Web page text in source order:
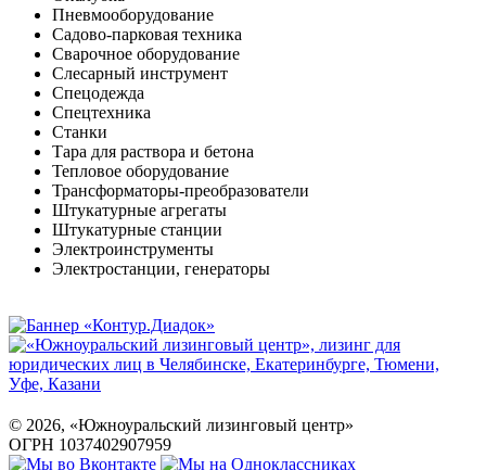
Пневмооборудование
Садово-парковая техника
Сварочное оборудование
Слесарный инструмент
Спецодежда
Спецтехника
Станки
Тара для раствора и бетона
Тепловое оборудование
Трансформаторы-преобразователи
Штукатурные агрегаты
Штукатурные станции
Электроинструменты
Электростанции, генераторы
© 2026, «Южноуральский лизинговый центр»
ОГРН 1037402907959